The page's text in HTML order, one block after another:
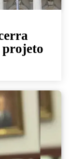
projeto